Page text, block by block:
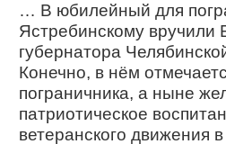
… В юбилейный для
Ястребинскому вручили
губернатора
Конечно, в нём
пограничника, а ныне
патриотическое
ветеранского движения